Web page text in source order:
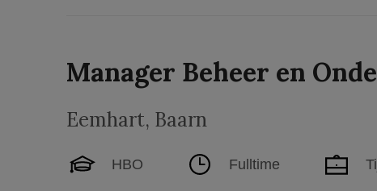
Manager Beheer en
Eemhart, Baarn
HBO Fulltime